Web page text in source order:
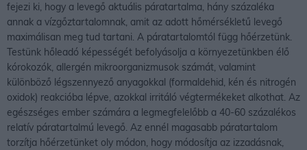
fejezi ki, hogy a levegő aktuális páratartalma, hány százaléka
annak a vízgőztartalomnak, amit az adott hőmérsékletű levegő
maximálisan meg tud tartani. A páratartalomtól függ hőérzetünk.
Testünk hőleadó képességét befolyásolja a környezetünkben élő
kórokozók, allergén mikroorganizmusok számát, valamint
különböző légszennyező anyagokkal (formaldehid, kén és nitrogén
oxidok) reakcióba lépve, azokkal irritáló végtermékeket alkothat. Az
egészséges ember számára a legmegfelelőbb a 40-60 százalékos
relatív páratartalmú levegő. Az ennél magasabb páratartalom
torzítja hőérzetünket oly módon, hogy módosítja az izzadásnak,